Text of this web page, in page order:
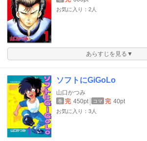
お気に入り：2人
あらすじを見る▼
ソフトにGiGoLo
山口かつみ
巻 完 450pt コマ 完 40pt
お気に入り：3人